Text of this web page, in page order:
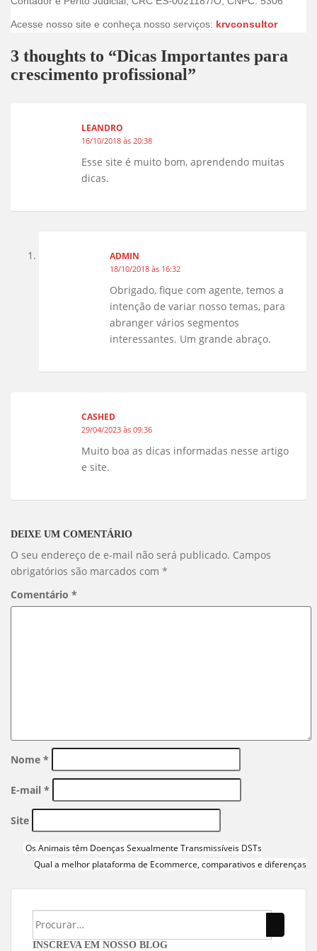
Acesse nosso site e conheça nosso serviços: krvconsultor
3 thoughts to “Dicas Importantes para
crescimento profissional”
LEANDRO
16/10/2018 às 20:38
Esse site é muito bom, aprendendo muitas
dicas.
ADMIN
18/10/2018 às 16:32
Obrigado, fique com agente, temos a
intenção de variar nosso temas, para
abranger vários segmentos
interessantes. Um grande abraço.
CASHED
29/04/2023 às 09:36
Muito boa as dicas informadas nesse artigo
e site.
DEIXE UM COMENTÁRIO
O seu endereço de e-mail não será publicado. Campos
obrigatórios são marcados com *
Comentário *
Nome *
E-mail *
Site
Os Animais têm Doenças Sexualmente Transmissíveis DSTs
Qual a melhor plataforma de Ecommerce, comparativos e diferenças
INSCREVA EM NOSSO BLOG